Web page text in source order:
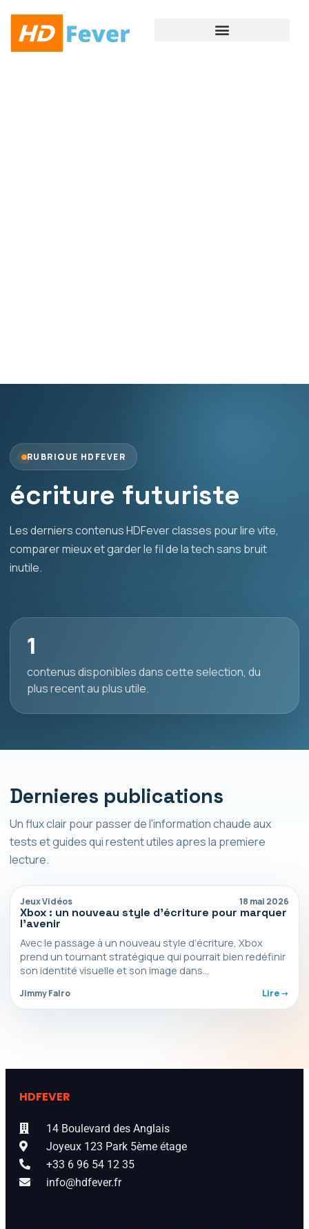
RUBRIQUE HDFEVER
écriture futuriste
Les derniers contenus HDFever classes pour lire vite,
comparer mieux et garder le fil de la tech sans bruit
inutile.
1
contenus disponibles dans cette selection, du
plus recent au plus utile.
Dernieres publications
Un flux clair pour passer de l'information chaude aux
tests et guides qui restent utiles apres la premiere
lecture.
Jeux Vidéos 18 mai 2026
Xbox : un nouveau style d’écriture pour marquer
l’avenir
Avec le passage à un nouveau style d’écriture, Xbox
prend un tournant stratégique qui pourrait bien redéfinir
son identité visuelle et son image dans…
Jimmy Falro Lire ->
HDFEVER
14 Boulevard des Anglais
Joyeux 123 Park 5ème étage
+33 6 96 54 12 35
info@hdfever.fr